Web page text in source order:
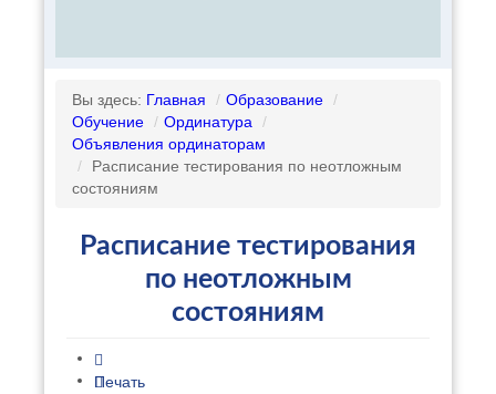
Вы здесь: Главная / Образование
/
Обучение
/ Ординатура
/
Объявления ординаторам
/
Расписание тестирования по неотложным
состояниям
Расписание тестирования
по неотложным
состояниям
Печать